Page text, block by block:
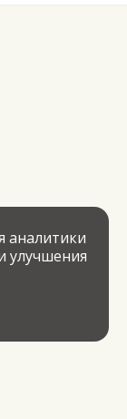
аналитики
улучшения